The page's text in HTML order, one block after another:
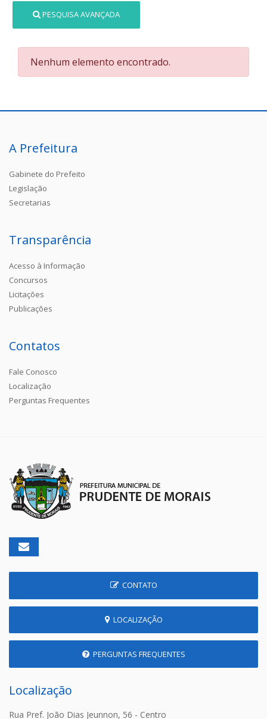
PESQUISA AVANÇADA
Nenhum elemento encontrado.
A Prefeitura
Gabinete do Prefeito
Legislação
Secretarias
Transparência
Acesso à Informação
Concursos
Licitações
Publicações
Contatos
Fale Conosco
Localização
Perguntas Frequentes
CONTATO
LOCALIZAÇÃO
PERGUNTAS FREQUENTES
Localização
Rua Pref. João Dias Jeunnon, 56 - Centro